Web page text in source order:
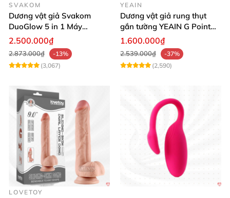
SVAKOM
Dương vật giả Svakom
DuoGlow 5 in 1 Máy
Massage Điểm G & Âm Vật
Điều Khiển App
2.500.000₫
2.873.000₫
-13%
(3,067)
YEAIN
Dương vật giả rung thụt
gắn tường YEAIN G Point
siêu thực điều khiển từ xa
1.600.000₫
2.539.000₫
-37%
(2,590)
LOVETOY